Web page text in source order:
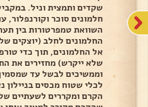
שקדים ותמצית וניל.
חלמונים סוכר וקורנפלור,
השוואת טמפרטורות בין
החלמונים לחלב (יוצקים
אל החלמונים, תוך כדי
שלא ייקרש) מחזירים את
וממשיכים לבשל עד
לכלי שטוח מכסים בניילון
הקרם ומקררים לשעתיים